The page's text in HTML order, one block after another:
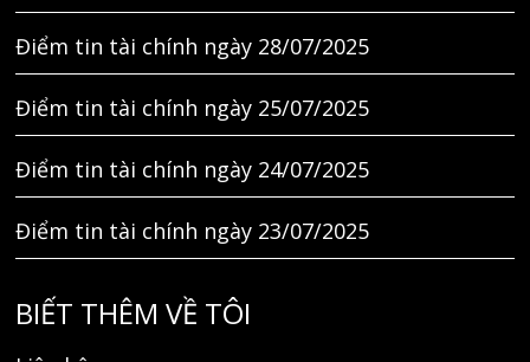
Điểm tin tài chính ngày 28/07/2025
Điểm tin tài chính ngày 25/07/2025
Điểm tin tài chính ngày 24/07/2025
Điểm tin tài chính ngày 23/07/2025
BIẾT THÊM VỀ TÔI